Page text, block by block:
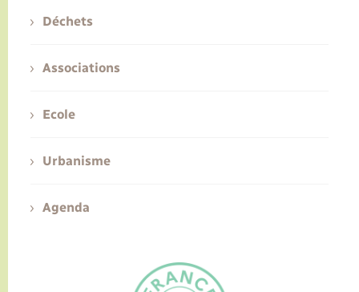
Déchets
Associations
Ecole
Urbanisme
Agenda